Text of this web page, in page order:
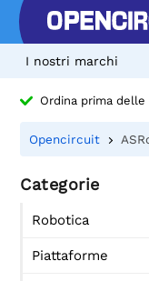
I nostri marchi
Ordina prima
Opencircuit
Categorie
Robotica
Piattaforme